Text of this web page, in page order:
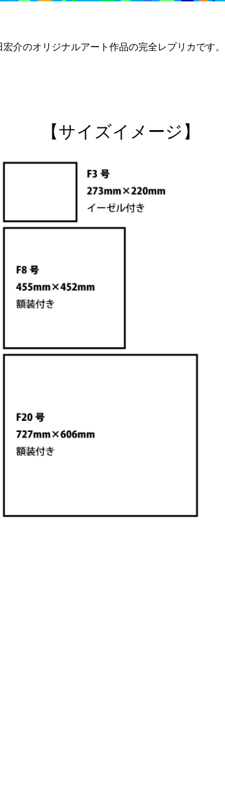
宏介のオリジナルアート作品の完全レプリカです。
【サイズイメージ】